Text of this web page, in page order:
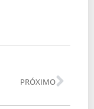
PRÓXIMO